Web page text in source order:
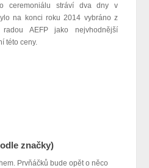
ceremoniálu stráví dva dny v
na konci roku 2014 vybráno z
AEFP jako nejvhodnější
této ceny.
značky)
Prvňáčků bude opět o něco